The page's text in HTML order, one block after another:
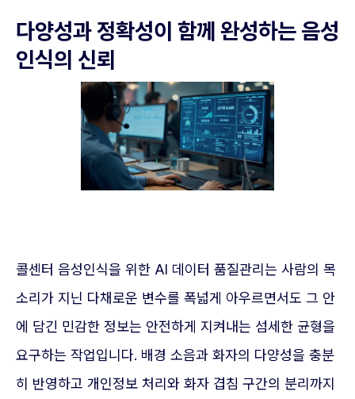
다양성과 정확성이 함께 완성하는 음성
인식의 신뢰
콜센터 음성인식을 위한 AI 데이터 품질관리는 사람의 목
소리가 지닌 다채로운 변수를 폭넓게 아우르면서도 그 안
에 담긴 민감한 정보는 안전하게 지켜내는 섬세한 균형을
요구하는 작업입니다. 배경 소음과 화자의 다양성을 충분
히 반영하고 개인정보 처리와 화자 겹침 구간의 분리까지